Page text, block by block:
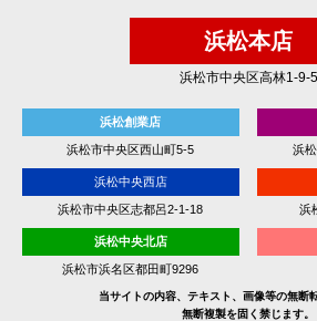
浜松本店
浜松市中央区高林1-9-5
浜松創業店
浜松市中央区西山町5-5 浜
浜松中央西店
浜松市中央区志都呂2-1-18 浜
浜松中央北店
浜松市浜名区都田町9296
当サイトの内容、テキスト、画像等の無断
無断複製を固く禁じます。